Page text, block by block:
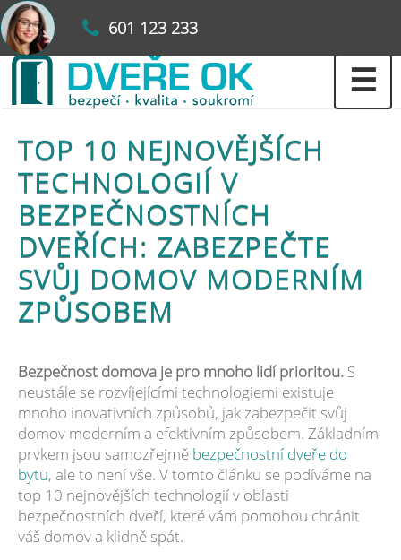
601 123 233
☰
TOP 10 NEJNOVĚJŠÍCH
TECHNOLOGIÍ V
BEZPEČNOSTNÍCH
DVEŘÍCH: ZABEZPEČTE
SVŮJ DOMOV MODERNÍM
ZPŮSOBEM
Bezpečnost domova je pro mnoho lidí prioritou. S
neustále se rozvíjejícími technologiemi existuje
mnoho inovativních způsobů, jak zabezpečit svůj
domov moderním a efektivním způsobem. Základním
prvkem jsou samozřejmě bezpečnostní dveře do
bytu, ale to není vše. V tomto článku se podíváme na
top 10 nejnovějších technologií v oblasti
bezpečnostních dveří, které vám pomohou chránit
váš domov a klidně spát.